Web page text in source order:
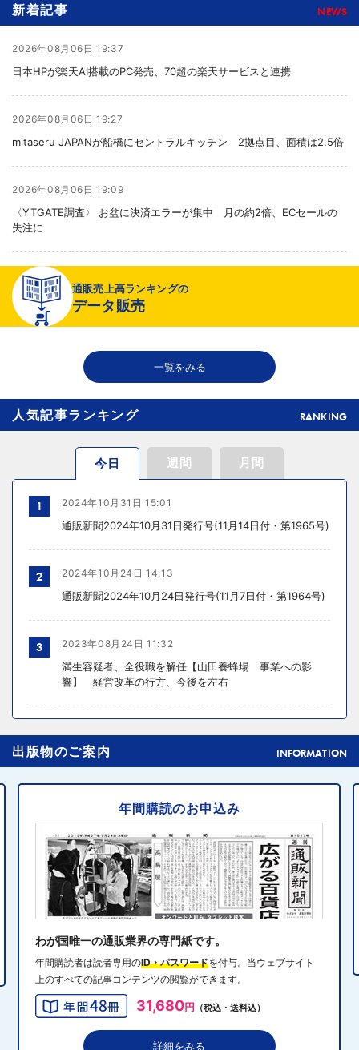
新着記事 NEWS
2026年08月06日 19:37
日本HPが楽天AI搭載のPC発売、70超の楽天サービスと連携
2026年08月06日 19:27
mitaseru JAPANが船橋にセントラルキッチン 2拠点目、面積は2.5倍
2026年08月06日 19:09
〈YTGATE調査〉 お盆に決済エラーが集中 月の約2倍、ECセールの
失注に
2026年08月06日 19:01
〈注目企業のEC戦略〉 イズミセが豊富な品揃えで差別化、酒類ECでモ
ール軸に50店展開
2026年08月06日 18:50
THE RICHが149の温浴施設で広告、都内29店舗で製品導入
通販売上高ランキングの
データ販売
一覧をみる
人気記事ランキング RANKING
今日 週間 月間
1 2024年10月31日 15:01
通販新聞2024年10月31日発行号(11月14日付・第1965号)
2 2024年10月24日 14:13
通販新聞2024年10月24日発行号(11月7日付・第1964号)
3 2023年08月24日 11:32
満生容疑者、全役職を解任【山田養蜂場 事業への影
響】 経営改革の行方、今後を左右
4
元ディノスの石川森生氏、ECのプロフェッショナルらの
共助型ネットワーク組織立ち上げ
2024年10月31日 14:10
消費者庁、美容液通販に特定商取引法違反で9カ月の業務
停止命令
2024年10月31日 14:32
り込み
2024年10月31日 13:40
QVCジャパンがゾゾと”コーデ対決”、”千葉愛”テーマにフ
出版物のご案内 INFORMATION
年間購読のお申込み
わが国唯一の通販業界の専門紙です。
年間購読者は読者専用のID・パスワードを付与。当ウェブサイト
上のすべての記事コンテンツの閲覧ができます。
31,680円 （税込・送料込）
詳細をみる